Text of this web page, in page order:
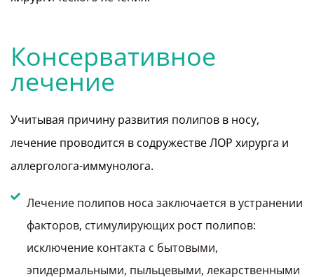
Консервативное
лечение
Учитывая причину развития полипов в носу,
лечение проводится в содружестве ЛОР хирурга и
аллерголога-иммунолога.
Лечение полипов носа заключается в устранении
факторов, стимулирующих рост полипов:
исключение контакта с бытовыми,
эпидермальными, пыльцевыми, лекарственными